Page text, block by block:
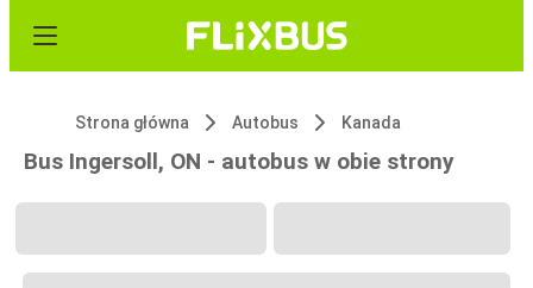
Strona główna Autobus Kanada
Bus Ingersoll, ON - autobus w obie strony